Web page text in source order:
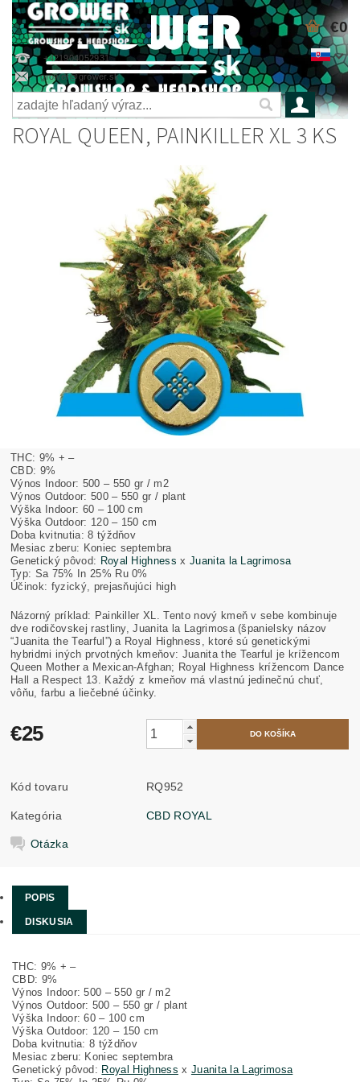
+421904052931
grower@grower.sk
€0
ROYAL QUEEN, PAINKILLER XL 3 KS
THC: 9% + –
CBD: 9%
Výnos Indoor: 500 – 550 gr / m2
Výnos Outdoor: 500 – 550 gr / plant
Výška Indoor: 60 – 100 cm
Výška Outdoor: 120 – 150 cm
Doba kvitnutia: 8 týždňov
Mesiac zberu: Koniec septembra
Genetický pôvod: Royal Highness x Juanita la Lagrimosa
Typ: Sa 75% In 25% Ru 0%
Účinok: fyzický, prejasňujúci high
Názorný príklad: Painkiller XL. Tento nový kmeň v sebe kombinuje
dve rodičovskej rastliny, Juanita la Lagrimosa (španielsky názov
“Juanita the Tearful”) a Royal Highness, ktoré sú genetickými
hybridmi iných prvotných kmeňov: Juanita the Tearful je krížencom
Queen Mother a Mexican-Afghan; Royal Highness krížencom Dance
Hall a Respect 13. Každý z kmeňov má vlastnú jedinečnú chuť,
vôňu, farbu a liečebné účinky.
€25
Kód tovaru RQ952
Kategória CBD ROYAL
Otázka
POPIS
DISKUSIA
THC: 9% + –
CBD: 9%
Výnos Indoor: 500 – 550 gr / m2
Výnos Outdoor: 500 – 550 gr / plant
Výška Indoor: 60 – 100 cm
Výška Outdoor: 120 – 150 cm
Doba kvitnutia: 8 týždňov
Mesiac zberu: Koniec septembra
Genetický pôvod: Royal Highness x Juanita la Lagrimosa